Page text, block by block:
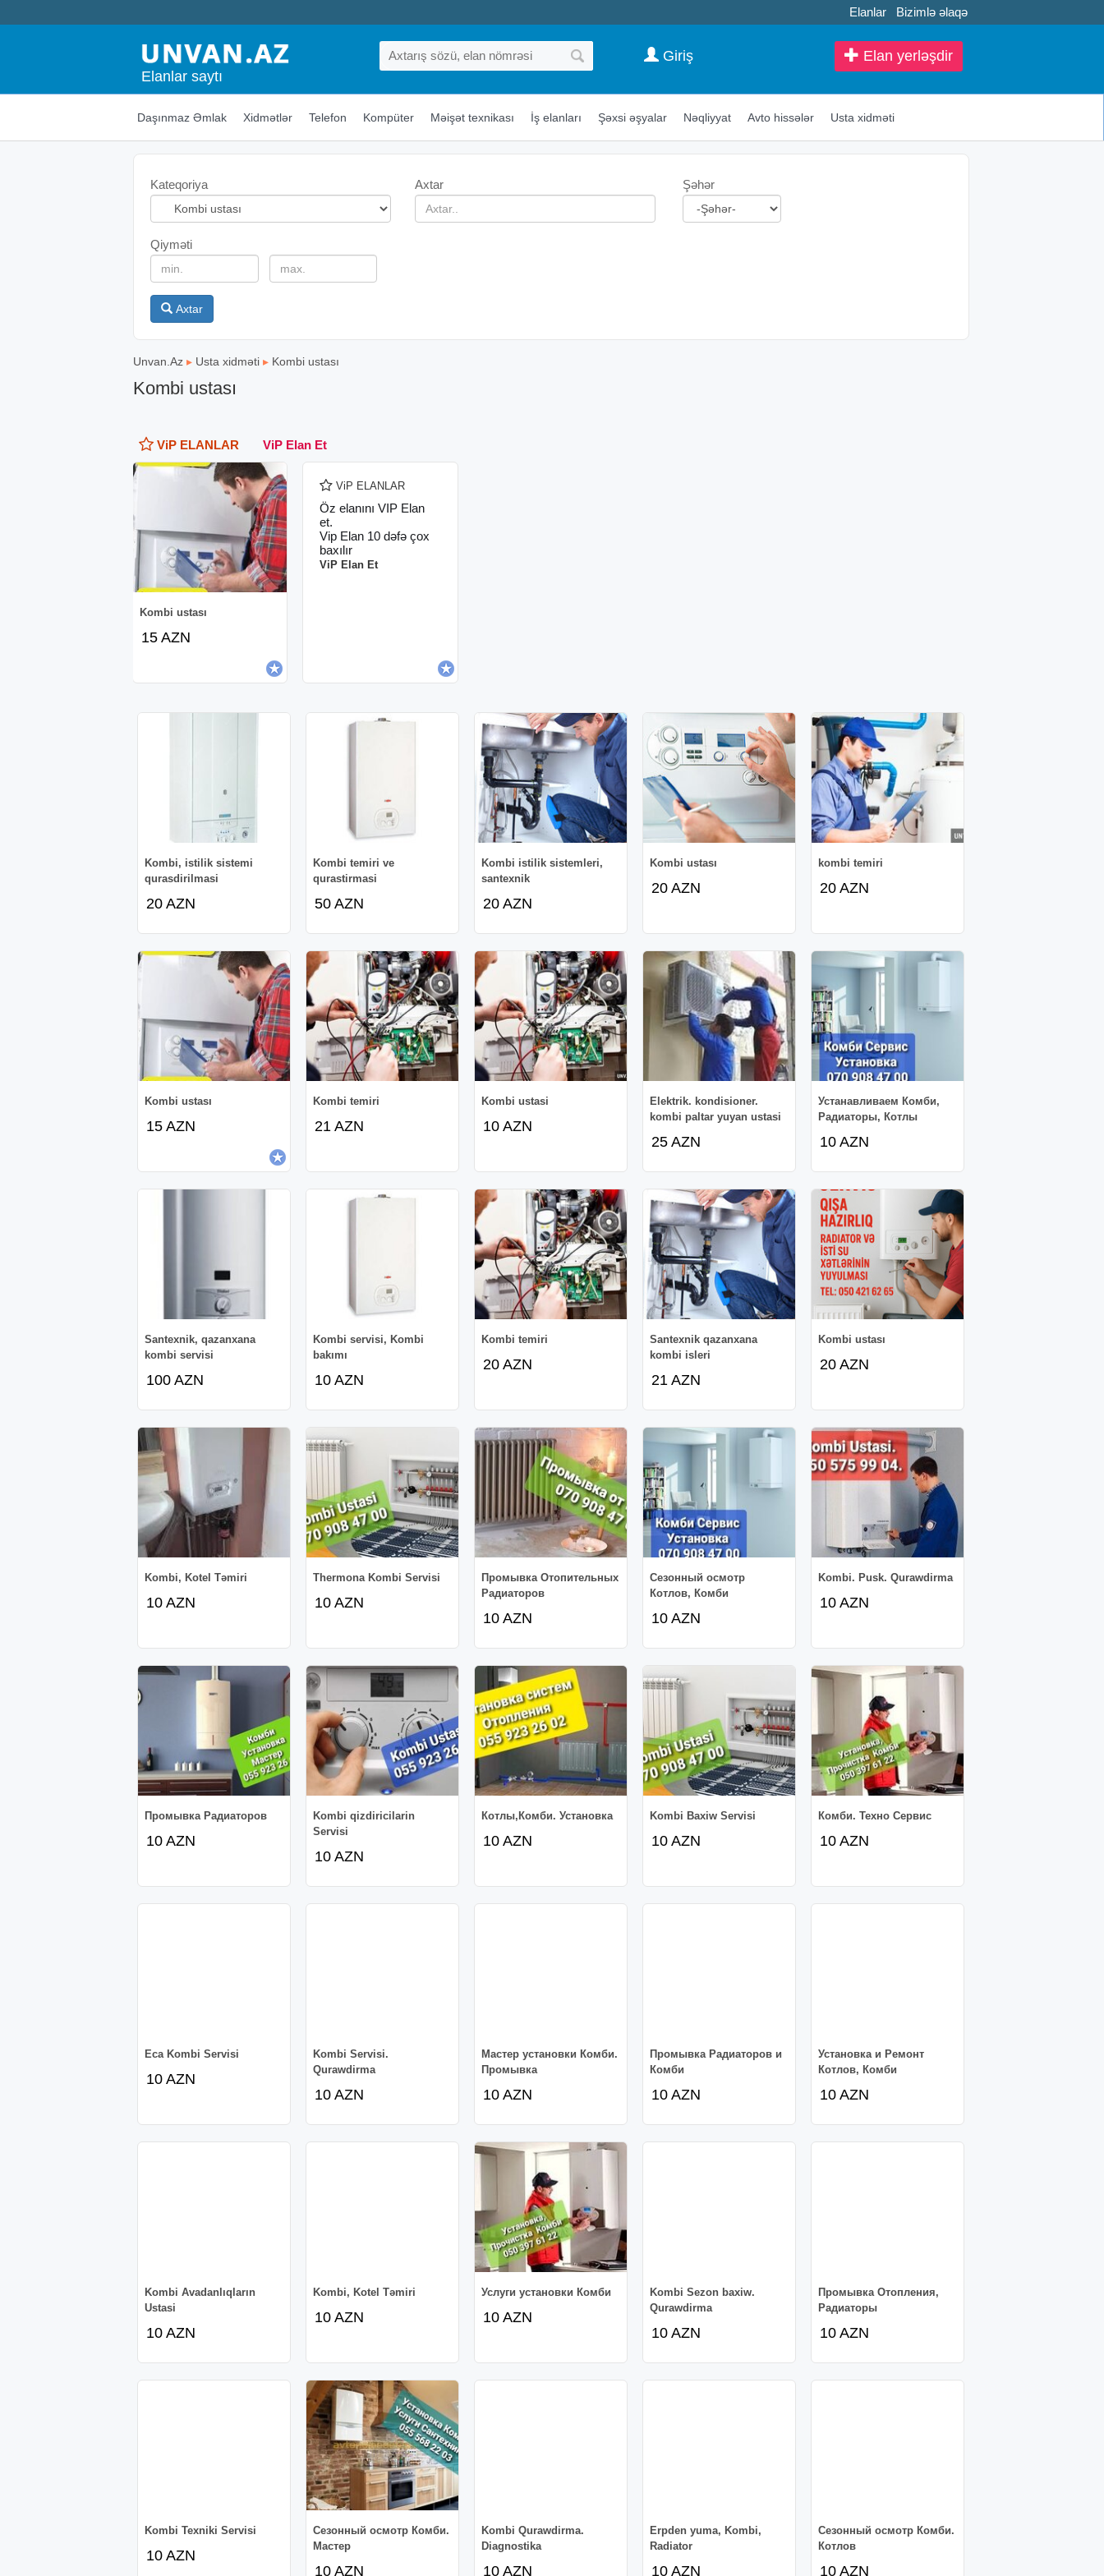
Elanlar Bizimlə əlaqə
Elanlar saytı
Elan yerləşdir
Giriş
Daşınmaz Əmlak Xidmətlər Telefon Kompüter Məişət texnikası İş elanları Şəxsi əşyalar Nəqliyyat Avto hissələr Usta xidməti
Kateqoriya Axtar Şəhər
Qiyməti
Axtar
Unvan.Az ▸ Usta xidməti ▸ Kombi ustası
Kombi ustası
ViP ELANLAR ViP Elan Et
Kombi ustası
15 AZN
ViP ELANLAR
Öz elanını VIP Elan
et.
Vip Elan 10 dəfə çox
baxılır
ViP Elan Et
Kombi, istilik sistemi
qurasdirilmasi
20 AZN
Kombi temiri ve
qurastirmasi
50 AZN
Kombi istilik sistemleri,
santexnik
20 AZN
Kombi ustası
20 AZN
kombi temiri
20 AZN
Kombi ustası
15 AZN
Kombi temiri
21 AZN
Kombi ustasi
10 AZN
Elektrik. kondisioner.
kombi paltar yuyan ustasi
25 AZN
Устанавливаем Комби,
Радиаторы, Котлы
10 AZN
Santexnik, qazanxana
kombi servisi
100 AZN
Kombi servisi, Kombi
bakımı
10 AZN
Kombi temiri
20 AZN
Santexnik qazanxana
kombi isleri
21 AZN
Kombi ustası
20 AZN
Kombi, Kotel Təmiri
10 AZN
Thermona Kombi Servisi
10 AZN
Промывка Отопительных
Радиаторов
10 AZN
Сезонный осмотр
Котлов, Комби
10 AZN
Kombi. Pusk. Qurawdirma
10 AZN
Промывка Радиаторов
10 AZN
Kombi qizdiricilarin
Servisi
10 AZN
Котлы,Комби. Установка
10 AZN
Kombi Baxiw Servisi
10 AZN
Комби. Техно Сервис
10 AZN
Eca Kombi Servisi
10 AZN
Kombi Servisi.
Qurawdirma
10 AZN
Мастер установки Комби.
Промывка
10 AZN
Промывка Радиаторов и
Комби
10 AZN
Установка и Ремонт
Котлов, Комби
10 AZN
Kombi Avadanlıqların
Ustasi
10 AZN
Kombi, Kotel Təmiri
10 AZN
Услуги установки Комби
10 AZN
Kombi Sezon baxiw.
Qurawdirma
10 AZN
Промывка Отопления,
Радиаторы
10 AZN
Kombi Texniki Servisi
10 AZN
Сезонный осмотр Комби.
Мастер
10 AZN
Kombi Qurawdirma.
Diagnostika
10 AZN
Erpden yuma, Kombi,
Radiator
10 AZN
Сезонный осмотр Комби.
Котлов
10 AZN